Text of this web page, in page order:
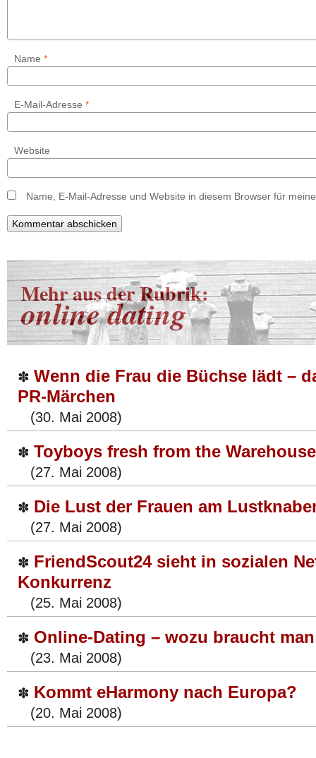
Name *
E-Mail-Adresse *
Website
Name, E-Mail-Adresse und Website in diesem Browser für
Mehr aus der Rubrik:
online dating
✽ Wenn die Frau die Büchse lädt –
PR-Märchen
(30. Mai 2008)
✽ Toyboys fresh from the Warehouse
(27. Mai 2008)
✽ Die Lust der Frauen am
(27. Mai 2008)
✽ FriendScout24 sieht in sozialen
Konkurrenz
(25. Mai 2008)
✽ Online-Dating – wozu braucht
(23. Mai 2008)
✽ Kommt eHarmony nach Europa?
(20. Mai 2008)